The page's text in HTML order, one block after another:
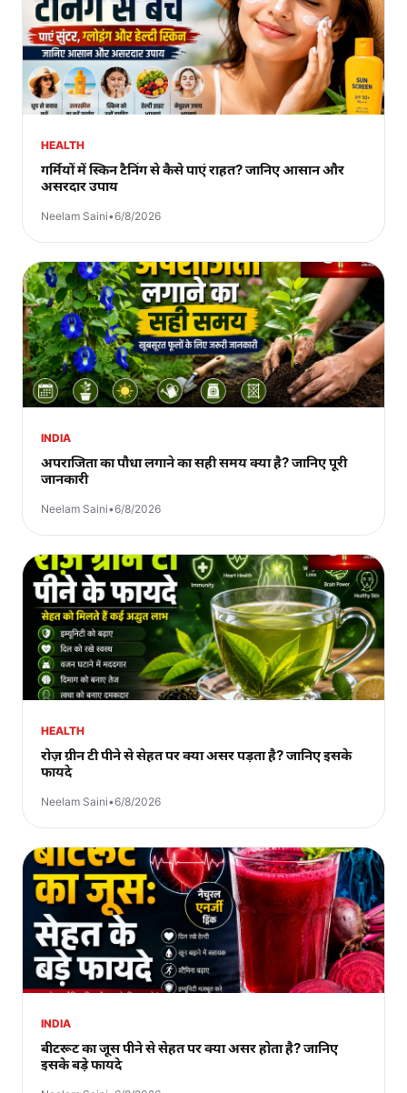
HEALTH
गर्मियों में स्किन टैनिंग से कैसे पाएं राहत? जानिए आसान और
असरदार उपाय
Neelam Saini•6/8/2026
INDIA
अपराजिता का पौधा लगाने का सही समय क्या है? जानिए पूरी
जानकारी
Neelam Saini•6/8/2026
HEALTH
रोज़ ग्रीन टी पीने से सेहत पर क्या असर पड़ता है? जानिए इसके
फायदे
Neelam Saini•6/8/2026
INDIA
बीटरूट का जूस पीने से सेहत पर क्या असर होता है? जानिए
इसके बड़े फायदे